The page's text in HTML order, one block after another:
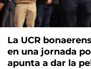
La UCR
en una jornada
apunta a dar la